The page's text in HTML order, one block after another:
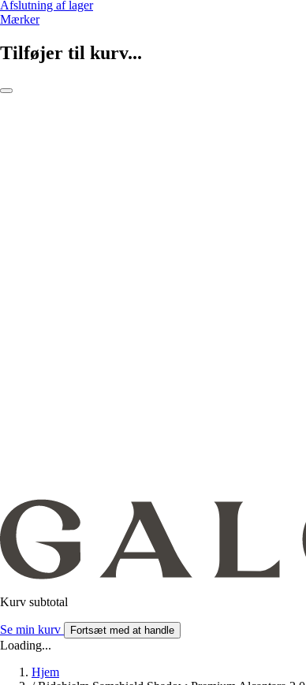
Afslutning af lager
Mærker
Tilføjer til kurv...
Kurv subtotal
Se min kurv Fortsæt med at handle
Loading...
Hjem